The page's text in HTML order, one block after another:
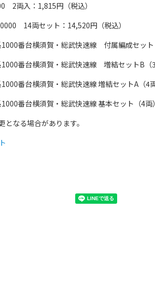
2両入：1,815円（税込）
14両セット：14,520円（税込）
番台横須賀・総武快速線 付属編成セット
番台横須賀・総武快速線 増結セットB（3
番台横須賀・総武快速線 増結セットA（4
番台横須賀・総武快速線 基本セット（4両
なる場合があります。